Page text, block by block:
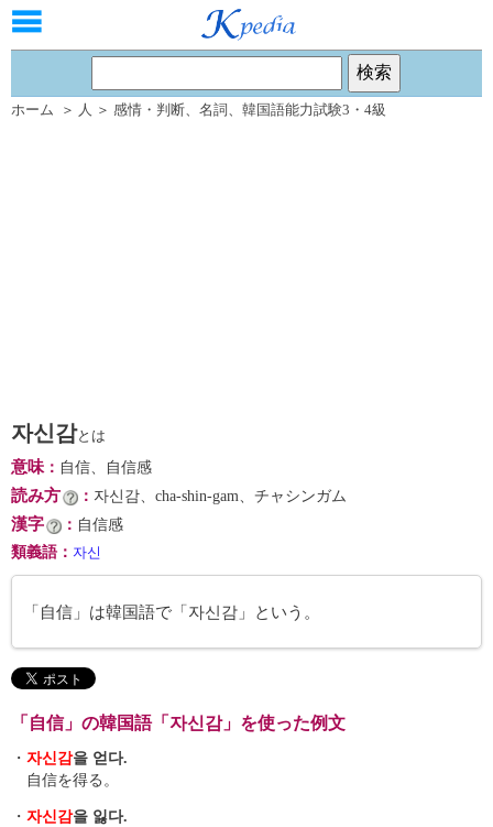
ホーム ＞ 人 ＞ 感情・判断、 名詞 、 韓国語能力試験3・4級
자신감とは
意味： 自信、自信感
読み方 ： 자신감、cha-shin-gam、チャシンガム
漢字 ： 自信感
類義語 ： 자신
「自信」は韓国語で「자신감」という。
「自信」の韓国語「자신감」を使った例文
・ 자신감을 얻다.
自信を得る。
・ 자신감을 잃다.